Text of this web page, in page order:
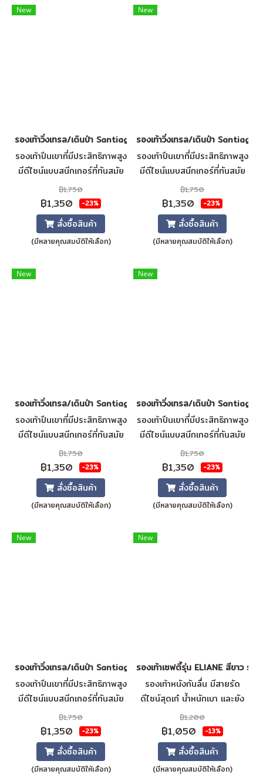
คุณแห้งและเย็นสบาย รองเท้าคู่
New
รองเท้าวิ่งเทรล/เดินป่า Santiago (Dark grey)
รองเท้าปีนเขาที่มีประสิทธิภาพสูง
มีดีไซน์แบบสนีกเกอร์ที่ทันสมัย
ช่วยให้มีการเกาะที่เสถียรและ
สามารถระบายอากาศได้ดีที่สุด
วัสดุผิวรองเท้า = ผ้าใบตาข่าย +
หนังเทียม ซับใน = ผ้าใบตาข่าย
ระบายอากาศ แผ่นรองพื้น = SJ
฿1,750
฿1,350 -23%
สั่งซื้อสินค้า
(มีหลายคุณสมบัติให้เลือก)
New
รองเท้าวิ่งเทรล/เดินป่า Santiago
รองเท้าปีนเขาที่มีประสิทธิภาพสูง
มีดีไซน์แบบสนีกเกอร์ที่ทันสมัย
ช่วยให้มีการเกาะที่เสถียรและ
สามารถระบายอากาศได้ดีที่สุด
วัสดุผิวรองเท้า = ผ้าใบตาข่าย +
หนังเทียม ซับใน = ผ้าใบตาข่าย
ระบายอากาศ แผ่นรองพื้น = SJ
฿1,750
฿1,350 -23%
สั่งซื้อสินค้า
(มีหลายคุณสมบัติให้เลือก)
New
รองเท้าวิ่งเทรล/เดินป่า Santiago (Khaki)
รองเท้าปีนเขาที่มีประสิทธิภาพสูง
มีดีไซน์แบบสนีกเกอร์ที่ทันสมัย
ช่วยให้มีการเกาะที่เสถียรและ
สามารถระบายอากาศได้ดีที่สุด
วัสดุผิวรองเท้า = ผ้าใบตาข่าย +
หนังเทียม ซับใน = ผ้าใบตาข่าย
ระบายอากาศ แผ่นรองพื้น = SJ
฿1,750
฿1,350 -23%
สั่งซื้อสินค้า
(มีหลายคุณสมบัติให้เลือก)
New
รองเท้าวิ่งเทรล/เดินป่า Santiago
รองเท้าปีนเขาที่มีประสิทธิภาพสูง
มีดีไซน์แบบสนีกเกอร์ที่ทันสมัย
ช่วยให้มีการเกาะที่เสถียรและ
สามารถระบายอากาศได้ดีที่สุด
วัสดุผิวรองเท้า = ผ้าใบตาข่าย +
หนังเทียม ซับใน = ผ้าใบตาข่าย
ระบายอากาศ แผ่นรองพื้น = SJ
฿1,750
฿1,350 -23%
สั่งซื้อสินค้า
(มีหลายคุณสมบัติให้เลือก)
New
รองเท้าวิ่งเทรล/เดินป่า Santiago (Beige)
รองเท้าปีนเขาที่มีประสิทธิภาพสูง
มีดีไซน์แบบสนีกเกอร์ที่ทันสมัย
ช่วยให้มีการเกาะที่เสถียรและ
สามารถระบายอากาศได้ดีที่สุด
วัสดุผิวรองเท้า = ผ้าใบตาข่าย +
หนังเทียม ซับใน = ผ้าใบตาข่าย
ระบายอากาศ แผ่นรองพื้น = SJ
฿1,750
฿1,350 -23%
สั่งซื้อสินค้า
(มีหลายคุณสมบัติให้เลือก)
New
รองเท้าเซฟตี้รุ่น ELIANE สีขาว ร
รองเท้าหนังกันลื่น มีสายรัด
ดีไซน์สุดเก๋ น้ำหนักเบา และยัง
เป็นรองเท้าป้องกันไฟฟ้าสถิต
ESD อีกด้วย เหมาะอย่างยิ่ง
สำหรับการใช้งานในร่ม ESD
ให้การควบคุมการปล่อยพลังงาน
ไฟฟ้าสถิตที่สามารถทำลายชิ้น
฿1,200
฿1,050 -13%
สั่งซื้อสินค้า
(มีหลายคุณสมบัติให้เลือก)